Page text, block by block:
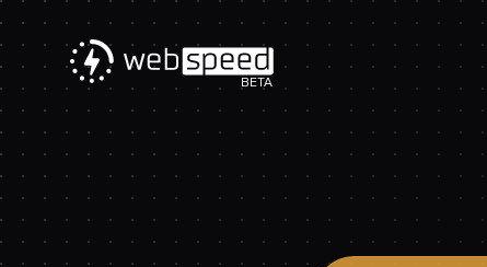
BETA